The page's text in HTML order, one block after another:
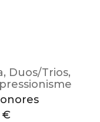
, Duos/Trios,
€